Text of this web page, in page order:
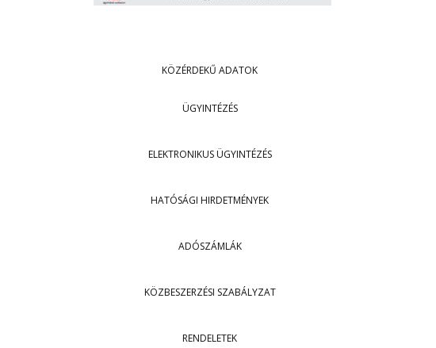
KÖZÉRDEKŰ ADATOK
ÜGYINTÉZÉS
ELEKTRONIKUS ÜGYINTÉZÉS
HATÓSÁGI HIRDETMÉNYEK
ADÓSZÁMLÁK
KÖZBESZERZÉSI SZABÁLYZAT
RENDELETEK